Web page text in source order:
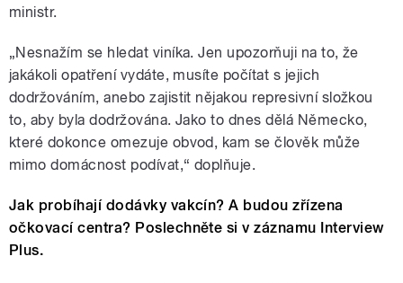
ministr.
„Nesnažím se hledat viníka. Jen upozorňuji na to, že
jakákoli opatření vydáte, musíte počítat s jejich
dodržováním, anebo zajistit nějakou represivní složkou
to, aby byla dodržována. Jako to dnes dělá Německo,
které dokonce omezuje obvod, kam se člověk může
mimo domácnost podívat,“ doplňuje.
Jak probíhají dodávky vakcín? A budou zřízena
očkovací centra? Poslechněte si v záznamu Interview
Plus.